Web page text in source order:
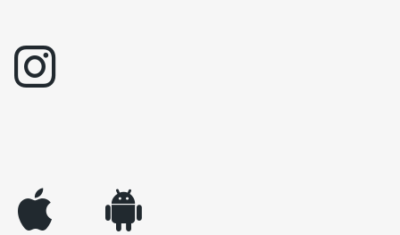
instagram
appleinc android